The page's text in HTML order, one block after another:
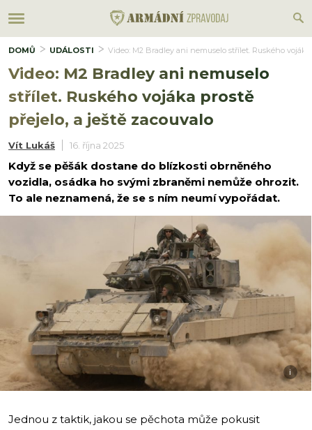
DOMŮ UDÁLOSTI Video: M2 Bradley ani nemuselo střílet. Ruského
Video: M2 Bradley ani nemuselo
střílet. Ruského vojáka prostě
přejelo, a ještě zacouvalo
Vít Lukáš 16. října 2025
Když se pěšák dostane do blízkosti obrněného
vozidla, osádka ho svými zbraněmi nemůže ohrozit.
To ale neznamená, že se s ním neumí vypořádat.
i
Jednou z taktik, jakou se pěchota může pokusit